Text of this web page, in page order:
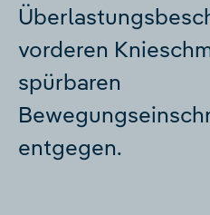
vorderen
spürbaren
entgegen.